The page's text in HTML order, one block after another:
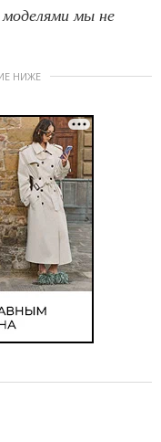
моделями мы не
НИЖЕ